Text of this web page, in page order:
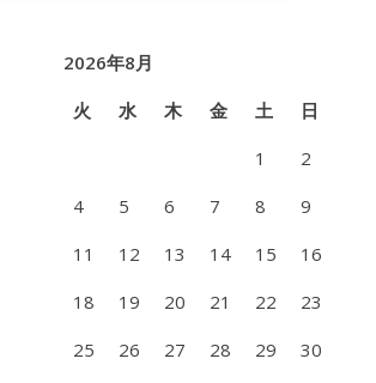
2026年8月
火 水 木 金 土
日
1
2
4 5 6 7 8
9
11 12 13 14 15
16
18 19 20 21 22
23
25 26 27 28 29
30